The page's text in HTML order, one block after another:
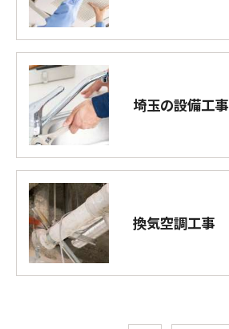
埼玉の設備工事
換気空調工事